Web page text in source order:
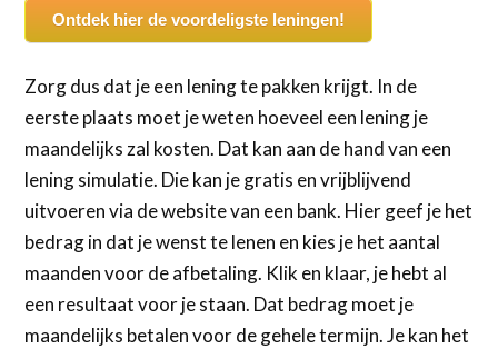
Ontdek hier de voordeligste leningen!
Zorg dus dat je een lening te pakken krijgt. In de
eerste plaats moet je weten hoeveel een lening je
maandelijks zal kosten. Dat kan aan de hand van een
lening simulatie. Die kan je gratis en vrijblijvend
uitvoeren via de website van een bank. Hier geef je het
bedrag in dat je wenst te lenen en kies je het aantal
maanden voor de afbetaling. Klik en klaar, je hebt al
een resultaat voor je staan. Dat bedrag moet je
maandelijks betalen voor de gehele termijn. Je kan het